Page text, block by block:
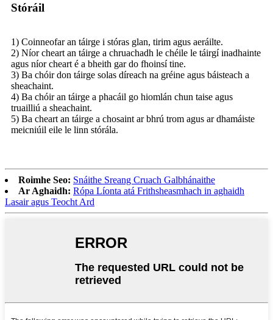
Stóráil
1) Coinneofar an táirge i stóras glan, tirim agus aeráilte.
2) Níor cheart an táirge a chruachadh le chéile le táirgí inadhainte
agus níor cheart é a bheith gar do fhoinsí tine.
3) Ba chóir don táirge solas díreach na gréine agus báisteach a
sheachaint.
4) Ba chóir an táirge a phacáil go hiomlán chun taise agus
truailliú a sheachaint.
5) Ba cheart an táirge a chosaint ar bhrú trom agus ar dhamáiste
meicniúil eile le linn stórála.
Roimhe Seo: Snáithe Sreang Cruach Galbhánaithe
Ar Aghaidh: Rópa Líonta atá Frithsheasmhach in aghaidh
Lasair agus Teocht Ard